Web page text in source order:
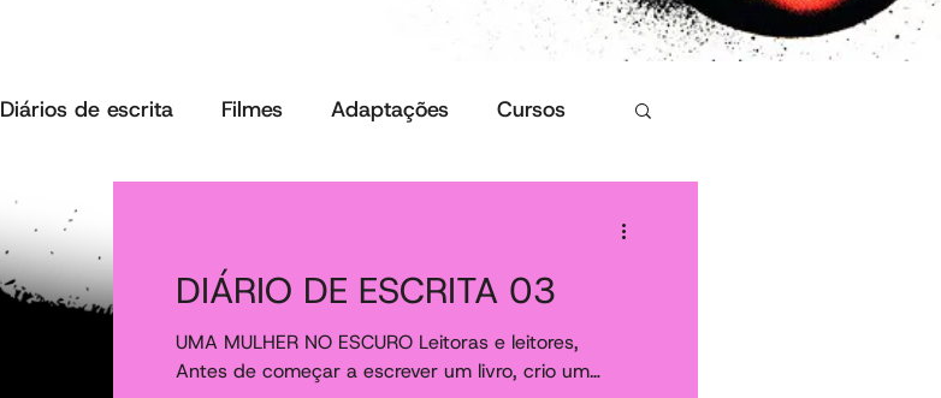
Diários de escrita Filmes Adaptações Cursos
DIÁRIO DE ESCRITA 03
UMA MULHER NO ESCURO Leitoras e leitores,
Antes de começar a escrever um livro, crio um